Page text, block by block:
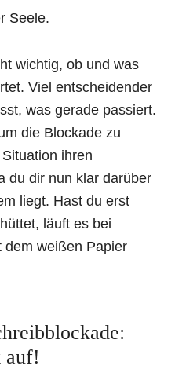
Seele.
wichtig, ob und was
Viel entscheidender
was gerade passiert.
die Blockade zu
ihren
du dir nun klar darüber
liegt. Hast du erst
läuft es bei
dem weißen Papier
auf!